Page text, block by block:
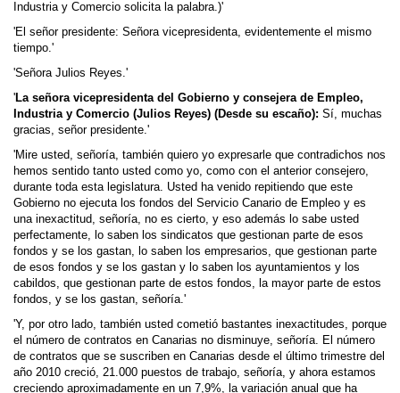
Industria y Comercio solicita la palabra.)'
'El señor presidente: Señora vicepresidenta, evidentemente el mismo
tiempo.'
'Señora Julios Reyes.'
'La señora vicepresidenta del Gobierno y consejera de Empleo,
Industria y Comercio (Julios Reyes) (Desde su escaño): Sí, muchas
gracias, señor presidente.'
'Mire usted, señoría, también quiero yo expresarle que contradichos nos
hemos sentido tanto usted como yo, como con el anterior consejero,
durante toda esta legislatura. Usted ha venido repitiendo que este
Gobierno no ejecuta los fondos del Servicio Canario de Empleo y es
una inexactitud, señoría, no es cierto, y eso además lo sabe usted
perfectamente, lo saben los sindicatos que gestionan parte de esos
fondos y se los gastan, lo saben los empresarios, que gestionan parte
de esos fondos y se los gastan y lo saben los ayuntamientos y los
cabildos, que gestionan parte de estos fondos, la mayor parte de estos
fondos, y se los gastan, señoría.'
'Y, por otro lado, también usted cometió bastantes inexactitudes, porque
el número de contratos en Canarias no disminuye, señoría. El número
de contratos que se suscriben en Canarias desde el último trimestre del
año 2010 creció, 21.000 puestos de trabajo, señoría, y ahora estamos
creciendo aproximadamente en un 7,9%, la variación anual que ha